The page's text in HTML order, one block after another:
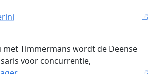
met Timmermans wordt de Deense
voor concurrentie,